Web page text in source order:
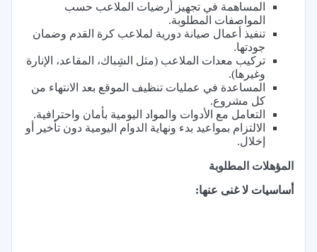
المساهمة في تجهيز أرضيات الملاعب حسب
المواصفات المطلوبة.
تنفيذ أعمال صيانة دورية لملاعب كرة القدم وضمان
جودتها.
تركيب معدات الملاعب (مثل الشِباك، المقاعد، الإنارة
وغيرها).
المساعدة في عمليات تنظيف الموقع بعد الانتهاء من
كل مشروع.
التعامل مع الأدوات والمواد اليومية بأمان واحترافية.
الالتزام بمواعيد بدء ونهاية الدوام اليومية دون تأخير أو
إخلال.
المؤهلات المطلوبة
أساسيات لا غنى عنها: